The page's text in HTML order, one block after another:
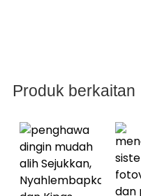
Produk berkaitan